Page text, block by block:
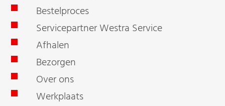
Bestelproces
Servicepartner Westra Service
Afhalen
Bezorgen
Over ons
Werkplaats